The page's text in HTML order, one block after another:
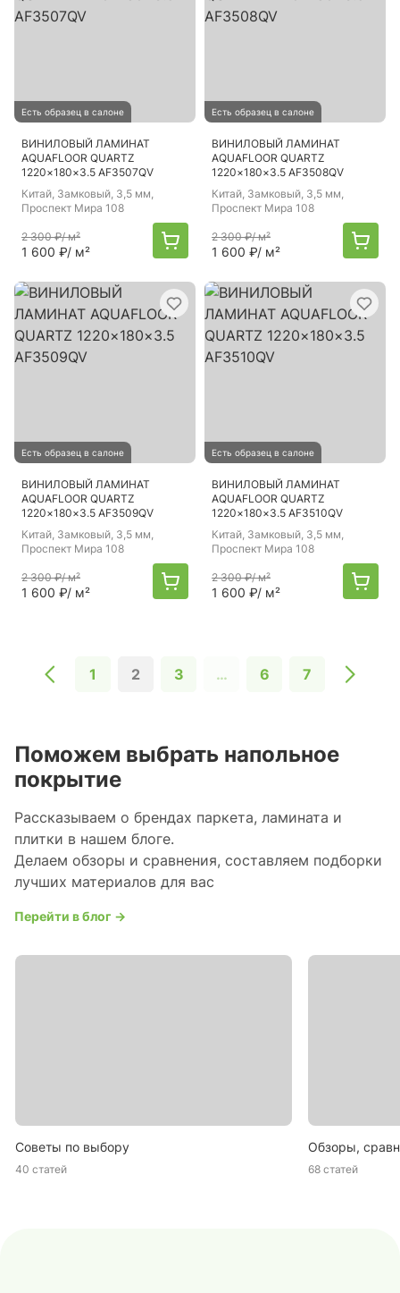
Есть образец в салоне
ВИНИЛОВЫЙ ЛАМИНАТ
AQUAFLOOR QUARTZ
1220×180×3.5 AF3507QV
Китай, Замковый, 3,5 мм,
Проспект Мира 108
2 300 ₽/ м²
1 600 ₽/ м²
Есть образец в салоне
ВИНИЛОВЫЙ ЛАМИНАТ
AQUAFLOOR QUARTZ
1220×180×3.5 AF3508QV
Китай, Замковый, 3,5 мм,
Проспект Мира 108
2 300 ₽/ м²
1 600 ₽/ м²
Есть образец в салоне
ВИНИЛОВЫЙ ЛАМИНАТ
AQUAFLOOR QUARTZ
1220×180×3.5 AF3509QV
Китай, Замковый, 3,5 мм,
Проспект Мира 108
2 300 ₽/ м²
1 600 ₽/ м²
Есть образец в салоне
ВИНИЛОВЫЙ ЛАМИНАТ
AQUAFLOOR QUARTZ
1220×180×3.5 AF3510QV
Китай, Замковый, 3,5 мм,
Проспект Мира 108
2 300 ₽/ м²
1 600 ₽/ м²
1 2 3 … 6 7
Поможем выбрать напольное
покрытие
Рассказываем о брендах паркета, ламината и
плитки в нашем блоге.
Делаем обзоры и сравнения, составляем подборки
лучших материалов для вас
Перейти в блог →
Советы по выбору
40 статей
Обзоры,
68 статей